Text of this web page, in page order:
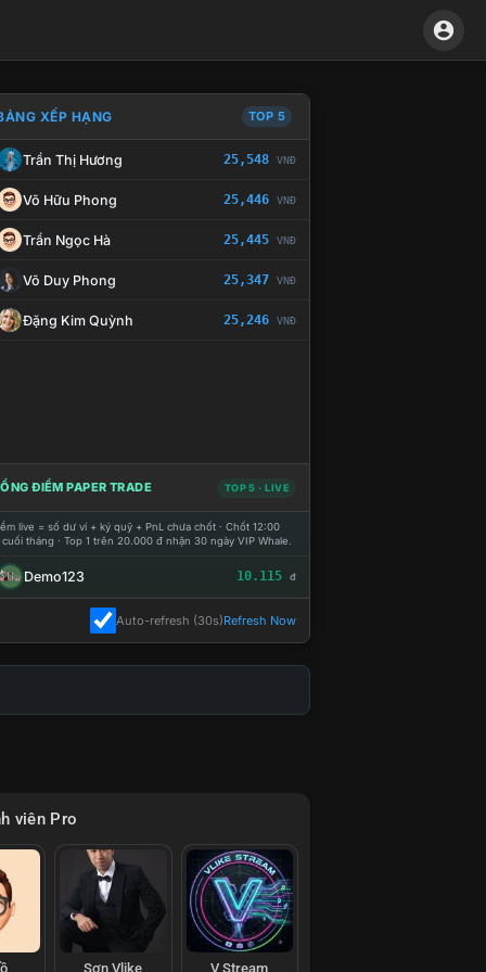
CHẾ TÀI XỬ LÝ VI PHẠM
XẾP HẠNG TOP 5
Trần Thị Hương 25,548 VNĐ
Võ Hữu Phong 25,446 VNĐ
Trần Ngọc Hà 25,445 VNĐ
Võ Duy Phong 25,347 VNĐ
Đặng Kim Quỳnh 25,246 VNĐ
ĐIỂM PAPER TRADE TOP 5 · LIVE
live = số dư ví + ký quỹ + PnL chưa chốt · Chốt 12:00
tháng · Top 1 trên 20.000 đ nhận 30 ngày VIP Whale.
Demo123 10.115 đ
Auto-refresh (30s)Refresh Now
viên Pro
Sơn Vlike V Stream